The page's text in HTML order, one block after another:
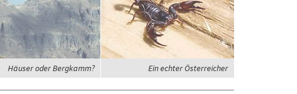
Häuser oder Bergkamm? Ein echter Österreicher